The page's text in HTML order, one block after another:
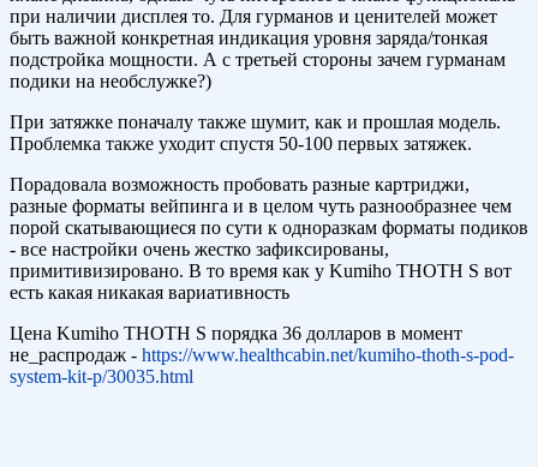
при наличии дисплея то. Для гурманов и ценителей может
быть важной конкретная индикация уровня заряда/тонкая
подстройка мощности. А с третьей стороны зачем гурманам
подики на необслужке?)
При затяжке поначалу также шумит, как и прошлая модель.
Проблемка также уходит спустя 50-100 первых затяжек.
Порадовала возможность пробовать разные картриджи,
разные форматы вейпинга и в целом чуть разнообразнее чем
порой скатывающиеся по сути к одноразкам форматы подиков
- все настройки очень жестко зафиксированы,
примитивизировано. В то время как у Kumiho THOTH S вот
есть какая никакая вариативность
Цена Kumiho THOTH S порядка 36 долларов в момент
не_распродаж - https://www.healthcabin.net/kumiho-thoth-s-pod-
system-kit-p/30035.html